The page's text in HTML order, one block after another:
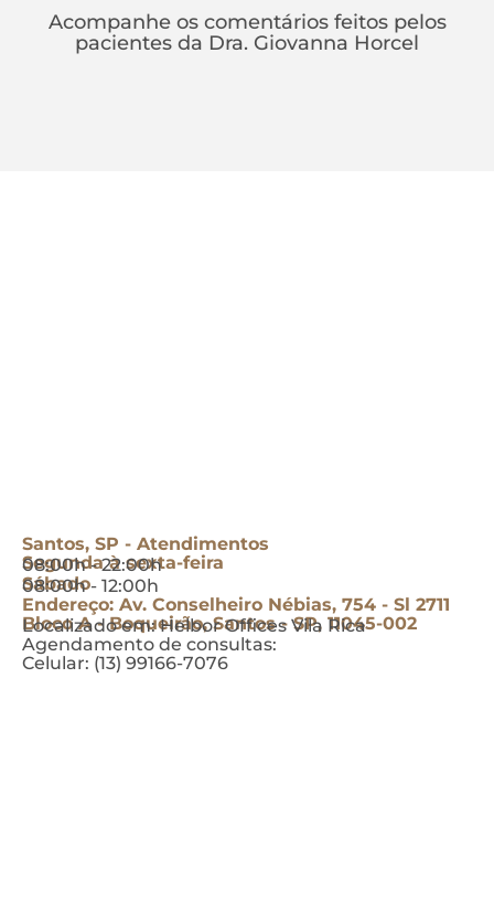
Acompanhe os comentários feitos pelos
pacientes da Dra. Giovanna Horcel
Santos, SP - Atendimentos
Segunda à sexta-feira
08:00h - 22:00h
Sábado
08:00h - 12:00h
Endereço: Av. Conselheiro Nébias, 754 - Sl 2711
Bloco A - Boqueirão, Santos - SP, 11045-002
Localizado em: Helbor Offices Vila Rica
Agendamento de consultas:
Celular: (13) 99166-7076